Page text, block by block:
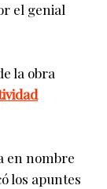
el genial
la obra
en nombre
los apuntes